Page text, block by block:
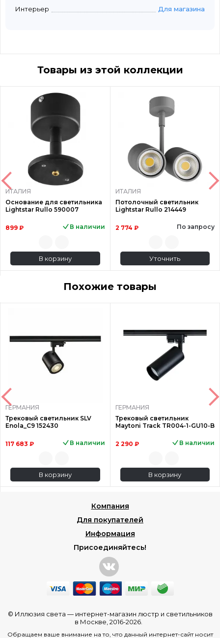
Интерьер
Для магазина
Товары из этой коллекции
ИТАЛИЯ
Основание для светильника
Lightstar Rullo 590007
899 ₽ В наличии
В корзину
ИТАЛИЯ
Потолочный светильник
Lightstar Rullo 214449
2 774 ₽ По запросу
Уточнить
Похожие товары
ГЕРМАНИЯ
Трековый светильник SLV
Enola_C9 152430
117 683 ₽ В наличии
В корзину
ГЕРМАНИЯ
Трековый светильник
Maytoni Track TR004-1-GU10-B
2 290 ₽ В наличии
В корзину
Компания
Для покупателей
Информация
Присоединяйтесь!
© Иллюзия света — интернет-магазин люстр и светильников
в Москве , 2016-2026.
Обращаем ваше внимание на то, что данный интернет-сайт носит